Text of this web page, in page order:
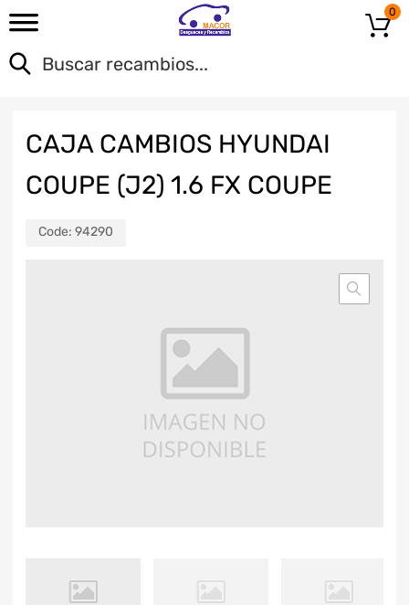
0
CAJA CAMBIOS HYUNDAI
COUPE (J2) 1.6 FX COUPE
Code: 94290